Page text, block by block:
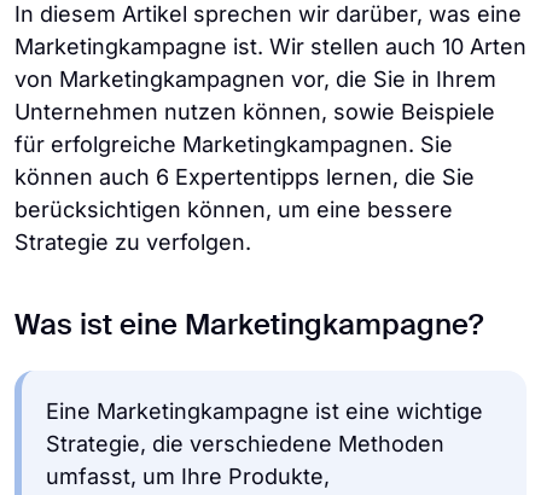
In diesem Artikel sprechen wir darüber, was eine
Marketingkampagne ist. Wir stellen auch 10 Arten
von Marketingkampagnen vor, die Sie in Ihrem
Unternehmen nutzen können, sowie Beispiele
für erfolgreiche Marketingkampagnen. Sie
können auch 6 Expertentipps lernen, die Sie
berücksichtigen können, um eine bessere
Strategie zu verfolgen.
Was ist eine Marketingkampagne?
Eine Marketingkampagne ist eine wichtige
Strategie, die verschiedene Methoden
umfasst, um Ihre Produkte,